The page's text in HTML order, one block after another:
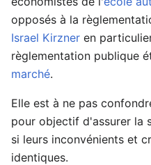
opposés à la
Israel Kirzner en
règlementation publique
marché.
Elle est à ne pas
pour objectif d'assurer la
si leurs inconvénients et
identiques.